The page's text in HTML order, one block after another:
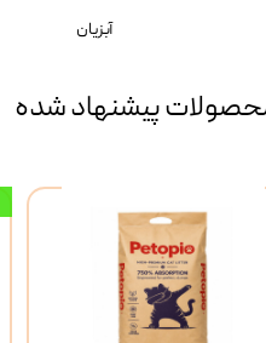
آبزیان
پیشنهاد شده